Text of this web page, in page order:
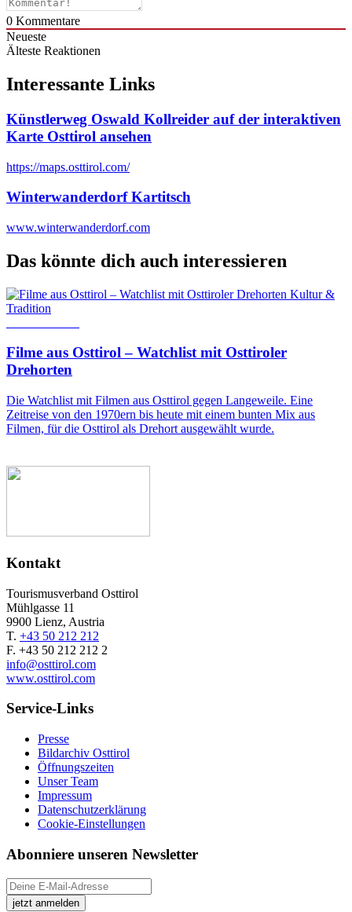
0 Kommentare
Neueste
Älteste Reaktionen
Interessante Links
Künstlerweg Oswald Kollreider auf der interaktiven
Karte Osttirol ansehen
https://maps.osttirol.com/
Winterwanderdorf Kartitsch
www.winterwanderdorf.com
Das könnte dich auch interessieren
Kultur &
Tradition
Filme aus Osttirol – Watchlist mit Osttiroler
Drehorten
Die Watchlist mit Filmen aus Osttirol gegen Langeweile. Eine
Zeitreise von den 1970ern bis heute mit einem bunten Mix aus
Filmen, für die Osttirol als Drehort ausgewählt wurde.
Kontakt
Tourismusverband Osttirol
Mühlgasse 11
9900 Lienz, Austria
T. +43 50 212 212
F. +43 50 212 212 2
info@osttirol.com
www.osttirol.com
Service-Links
Presse
Bildarchiv Osttirol
Öffnungszeiten
Unser Team
Impressum
Datenschutzerklärung
Cookie-Einstellungen
Abonniere unseren Newsletter
jetzt anmelden